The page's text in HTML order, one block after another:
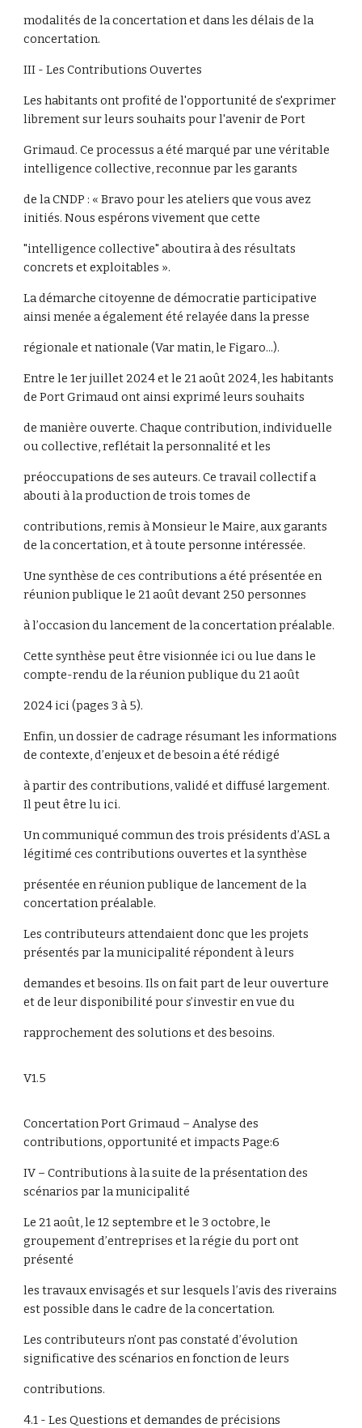
modalités de la concertation et dans les délais de la
concertation.
III - Les Contributions Ouvertes
Les habitants ont profité de l'opportunité de s'exprimer
librement sur leurs souhaits pour l'avenir de Port
Grimaud. Ce processus a été marqué par une véritable
intelligence collective, reconnue par les garants
de la CNDP : « Bravo pour les ateliers que vous avez
initiés. Nous espérons vivement que cette
"intelligence collective" aboutira à des résultats
concrets et exploitables ».
La démarche citoyenne de démocratie participative
ainsi menée a également été relayée dans la presse
régionale et nationale (Var matin, le Figaro...).
Entre le 1er juillet 2024 et le 21 août 2024, les habitants
de Port Grimaud ont ainsi exprimé leurs souhaits
de manière ouverte. Chaque contribution, individuelle
ou collective, reflétait la personnalité et les
préoccupations de ses auteurs. Ce travail collectif a
abouti à la production de trois tomes de
contributions, remis à Monsieur le Maire, aux garants
de la concertation, et à toute personne intéressée.
Une synthèse de ces contributions a été présentée en
réunion publique le 21 août devant 250 personnes
à l’occasion du lancement de la concertation préalable.
Cette synthèse peut être visionnée ici ou lue dans le
compte-rendu de la réunion publique du 21 août
2024 ici (pages 3 à 5).
Enfin, un dossier de cadrage résumant les informations
de contexte, d’enjeux et de besoin a été rédigé
à partir des contributions, validé et diffusé largement.
Il peut être lu ici.
Un communiqué commun des trois présidents d’ASL a
légitimé ces contributions ouvertes et la synthèse
présentée en réunion publique de lancement de la
concertation préalable.
Les contributeurs attendaient donc que les projets
présentés par la municipalité répondent à leurs
demandes et besoins. Ils on fait part de leur ouverture
et de leur disponibilité pour s’investir en vue du
rapprochement des solutions et des besoins.
V1.5
Concertation Port Grimaud – Analyse des
contributions, opportunité et impacts Page:6
IV – Contributions à la suite de la présentation des
scénarios par la municipalité
Le 21 août, le 12 septembre et le 3 octobre, le
groupement d’entreprises et la régie du port ont
présenté
les travaux envisagés et sur lesquels l’avis des riverains
est possible dans le cadre de la concertation.
Les contributeurs n’ont pas constaté d’évolution
significative des scénarios en fonction de leurs
contributions.
4.1 - Les Questions et demandes de précisions